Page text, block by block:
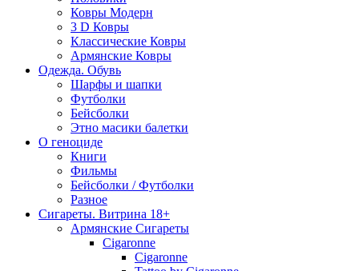
Ковры Модерн
3 D Ковры
Классические Ковры
Армянские Ковры
Одежда. Обувь
Шарфы и шапки
Футболки
Бейсболки
Этно масики балетки
О геноциде
Книги
Фильмы
Бейсболки / Футболки
Разное
Сигареты. Витрина 18+
Армянские Сигареты
Cigaronne
Cigaronne